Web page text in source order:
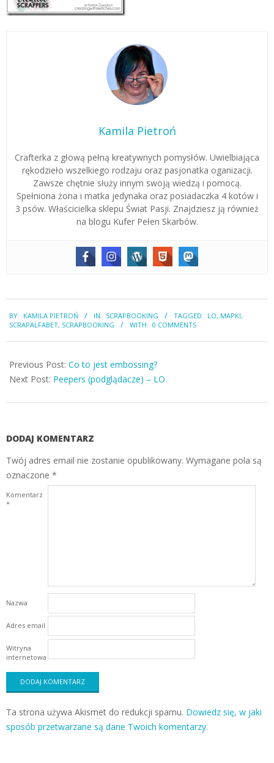
Kamila Pietroń
Crafterka z głową pełną kreatywnych pomysłów. Uwielbiająca
rękodzieło wszelkiego rodzaju oraz pasjonatka oganizacji.
Zawsze chętnie służy innym swoją wiedzą i pomocą.
Spełniona żona i matka jedynaka oraz posiadaczka 4 kotów i
3 psów. Właścicielka sklepu Świat Pasji. Znajdziesz ją również
na blogu Kufer Pełen Skarbów.
04-
BY: KAMILA PIETROŃ IN: SCRAPBOOKING TAGGED: LO, MAPKI,
SCRAPALFABET, SCRAPBOOKING WITH: 0 COMMENTS
Previous Post: Co to jest embossing?
Next Post: Peepers (podglądacze) – LO
DODAJ KOMENTARZ
Twój adres email nie zostanie opublikowany. Wymagane pola są
oznaczone *
Komentarz
*
Nazwa
Adres email
Witryna
internetowa
Ta strona używa Akismet do redukcji spamu. Dowiedz się, w jaki
sposób przetwarzane są dane Twoich komentarzy.